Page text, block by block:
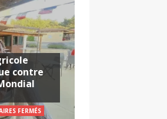
contre
FERMÉS